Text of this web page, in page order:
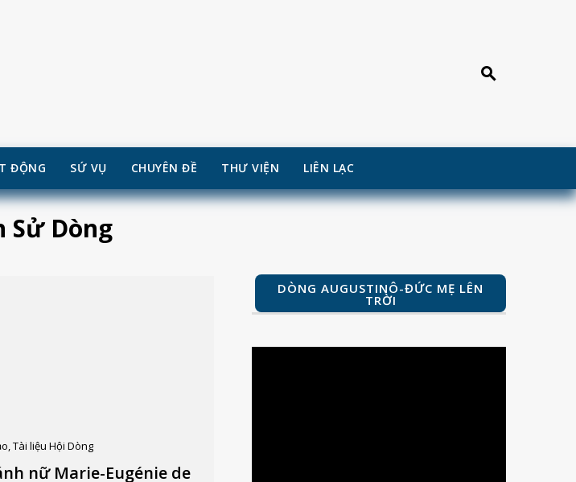
ĐỘNG SỨ VỤ CHUYÊN ĐỀ THƯ VIỆN LIÊN LẠC
Sử Dòng
,Tài liệu Hội Dòng
nữ Marie-Eugénie de
DÒNG AUGUSTINÔ-ĐỨC MẸ LÊN
TRỜI